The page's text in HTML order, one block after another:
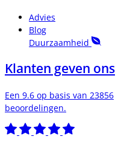
Advies
Blog
Duurzaamheid
Klanten geven ons
Een 9.6 op basis van 23856
beoordelingen.